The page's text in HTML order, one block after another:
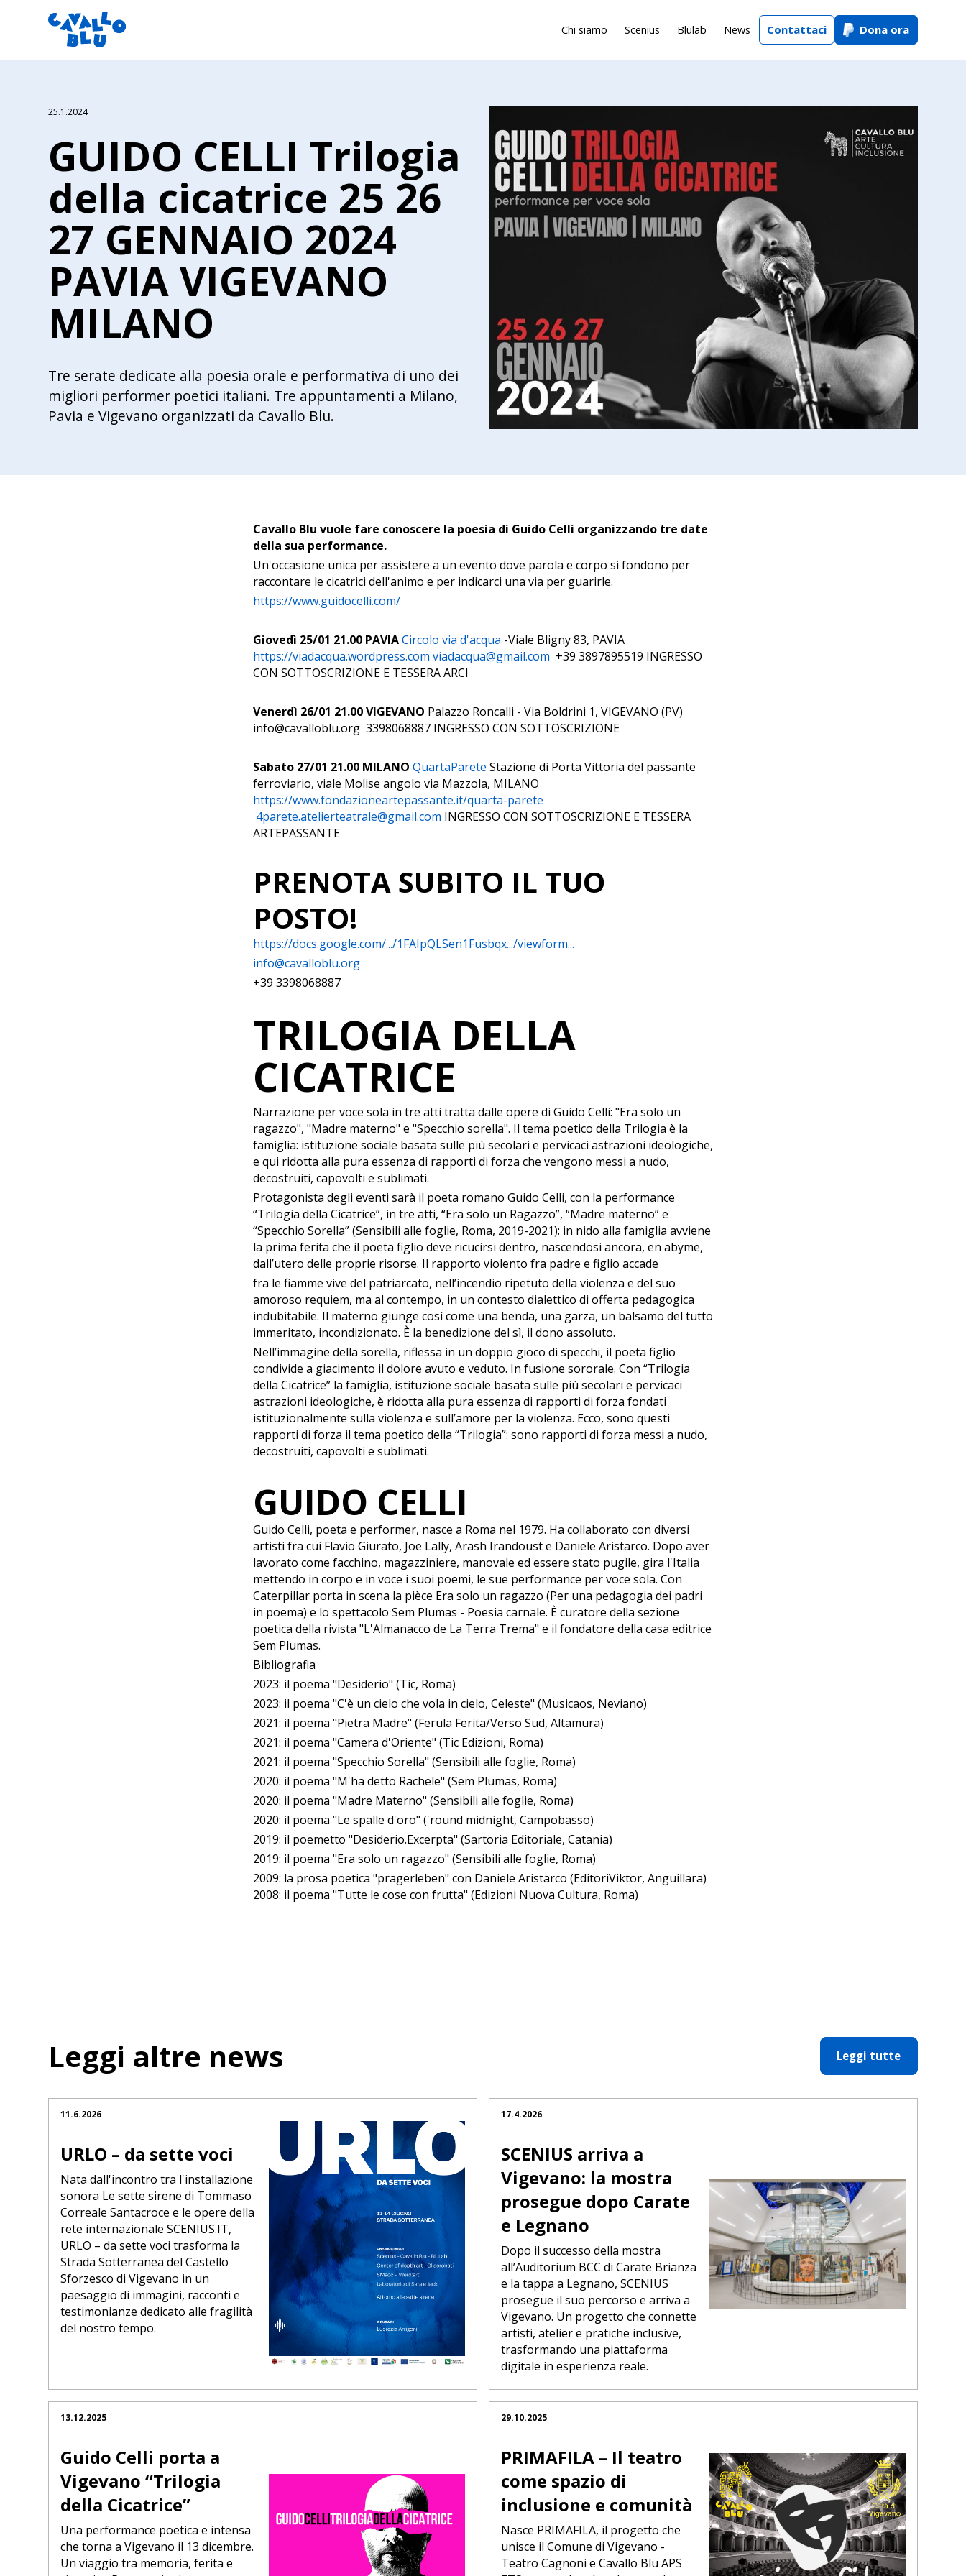
Chi siamo Scenius Blulab News Contattaci Dona ora
25.1.2024
GUIDO CELLI Trilogia
della cicatrice 25 26
27 GENNAIO 2024
PAVIA VIGEVANO
MILANO
Tre serate dedicate alla poesia orale e performativa di uno dei
migliori performer poetici italiani. Tre appuntamenti a Milano,
Pavia e Vigevano organizzati da Cavallo Blu.
Cavallo Blu vuole fare conoscere la poesia di Guido Celli organizzando tre date
della sua performance.
Un'occasione unica per assistere a un evento dove parola e corpo si fondono per
raccontare le cicatrici dell'animo e per indicarci una via per guarirle.
https://www.guidocelli.com/
Giovedì 25/01 21.00 PAVIACircolo via d'acqua -Viale Bligny 83, PAVIA
https://viadacqua.wordpress.com viadacqua@gmail.com +39 3897895519 INGRESSO
CON SOTTOSCRIZIONE E TESSERA ARCI
Venerdì 26/01 21.00 VIGEVANO Palazzo Roncalli - Via Boldrini 1, VIGEVANO (PV)
info@cavalloblu.org 3398068887 INGRESSO CON SOTTOSCRIZIONE
Sabato 27/01 21.00 MILANO QuartaParete Stazione di Porta Vittoria del passante
ferroviario, viale Molise angolo via Mazzola, MILANO
https://www.fondazioneartepassante.it/quarta-parete
4parete.atelierteatrale@gmail.com INGRESSO CON SOTTOSCRIZIONE E TESSERA
ARTEPASSANTE
PRENOTA SUBITO IL TUO
POSTO!
https://docs.google.com/.../1FAIpQLSen1Fusbqx.../viewform...
info@cavalloblu.org
+39 3398068887
TRILOGIA DELLA
CICATRICE
Narrazione per voce sola in tre atti tratta dalle opere di Guido Celli: "Era solo un
ragazzo", "Madre materno" e "Specchio sorella". Il tema poetico della Trilogia è la
famiglia: istituzione sociale basata sulle più secolari e pervicaci astrazioni ideologiche,
e qui ridotta alla pura essenza di rapporti di forza che vengono messi a nudo,
decostruiti, capovolti e sublimati.
Protagonista degli eventi sarà il poeta romano Guido Celli, con la performance
“Trilogia della Cicatrice”, in tre atti, “Era solo un Ragazzo”, “Madre materno” e
“Specchio Sorella” (Sensibili alle foglie, Roma, 2019-2021): in nido alla famiglia avviene
la prima ferita che il poeta figlio deve ricucirsi dentro, nascendosi ancora, en abyme,
dall’utero delle proprie risorse. Il rapporto violento fra padre e figlio accade
fra le fiamme vive del patriarcato, nell’incendio ripetuto della violenza e del suo
amoroso requiem, ma al contempo, in un contesto dialettico di offerta pedagogica
indubitabile. Il materno giunge così come una benda, una garza, un balsamo del tutto
immeritato, incondizionato. È la benedizione del sì, il dono assoluto.
Nell’immagine della sorella, riflessa in un doppio gioco di specchi, il poeta figlio
condivide a giacimento il dolore avuto e veduto. In fusione sororale. Con “Trilogia
della Cicatrice” la famiglia, istituzione sociale basata sulle più secolari e pervicaci
astrazioni ideologiche, è ridotta alla pura essenza di rapporti di forza fondati
istituzionalmente sulla violenza e sull’amore per la violenza. Ecco, sono questi
rapporti di forza il tema poetico della “Trilogia”: sono rapporti di forza messi a nudo,
decostruiti, capovolti e sublimati.
GUIDO CELLI
Guido Celli, poeta e performer, nasce a Roma nel 1979. Ha collaborato con diversi
artisti fra cui Flavio Giurato, Joe Lally, Arash Irandoust e Daniele Aristarco. Dopo aver
lavorato come facchino, magazziniere, manovale ed essere stato pugile, gira l'Italia
mettendo in corpo e in voce i suoi poemi, le sue performance per voce sola. Con
Caterpillar porta in scena la pièce Era solo un ragazzo (Per una pedagogia dei padri
in poema) e lo spettacolo Sem Plumas - Poesia carnale. È curatore della sezione
poetica della rivista "L'Almanacco de La Terra Trema" e il fondatore della casa editrice
Sem Plumas.
Bibliografia
2023: il poema "Desiderio" (Tic, Roma)
2023: il poema "C'è un cielo che vola in cielo, Celeste" (Musicaos, Neviano)
2021: il poema "Pietra Madre" (Ferula Ferita/Verso Sud, Altamura)
2021: il poema "Camera d'Oriente" (Tic Edizioni, Roma)
2021: il poema "Specchio Sorella" (Sensibili alle foglie, Roma)
2020: il poema "M'ha detto Rachele" (Sem Plumas, Roma)
2020: il poema "Madre Materno" (Sensibili alle foglie, Roma)
2020: il poema "Le spalle d'oro" ('round midnight, Campobasso)
2019: il poemetto "Desiderio.Excerpta" (Sartoria Editoriale, Catania)
2019: il poema "Era solo un ragazzo" (Sensibili alle foglie, Roma)
2009: la prosa poetica "pragerleben" con Daniele Aristarco (EditoriViktor, Anguillara)
2008: il poema "Tutte le cose con frutta" (Edizioni Nuova Cultura, Roma)
Leggi altre news Leggi tutte
11.6.2026
URLO – da sette voci
Nata dall'incontro tra l'installazione
sonora Le sette sirene di Tommaso
Correale Santacroce e le opere della
rete internazionale SCENIUS.IT,
URLO – da sette voci trasforma la
Strada Sotterranea del Castello
Sforzesco di Vigevano in un
paesaggio di immagini, racconti e
testimonianze dedicato alle fragilità
del nostro tempo.
17.4.2026
SCENIUS arriva a
Vigevano: la mostra
prosegue dopo Carate
e Legnano
Dopo il successo della mostra
all’Auditorium BCC di Carate Brianza
e la tappa a Legnano, SCENIUS
prosegue il suo percorso e arriva a
Vigevano. Un progetto che connette
artisti, atelier e pratiche inclusive,
trasformando una piattaforma
digitale in esperienza reale.
13.12.2025
Guido Celli porta a
Vigevano “Trilogia
della Cicatrice”
Una performance poetica e intensa
che torna a Vigevano il 13 dicembre.
Un viaggio tra memoria, ferita e
29.10.2025
PRIMAFILA – Il teatro
come spazio di
inclusione e comunità
Nasce PRIMAFILA, il progetto che
unisce il Comune di Vigevano -
Teatro Cagnoni e Cavallo Blu APS